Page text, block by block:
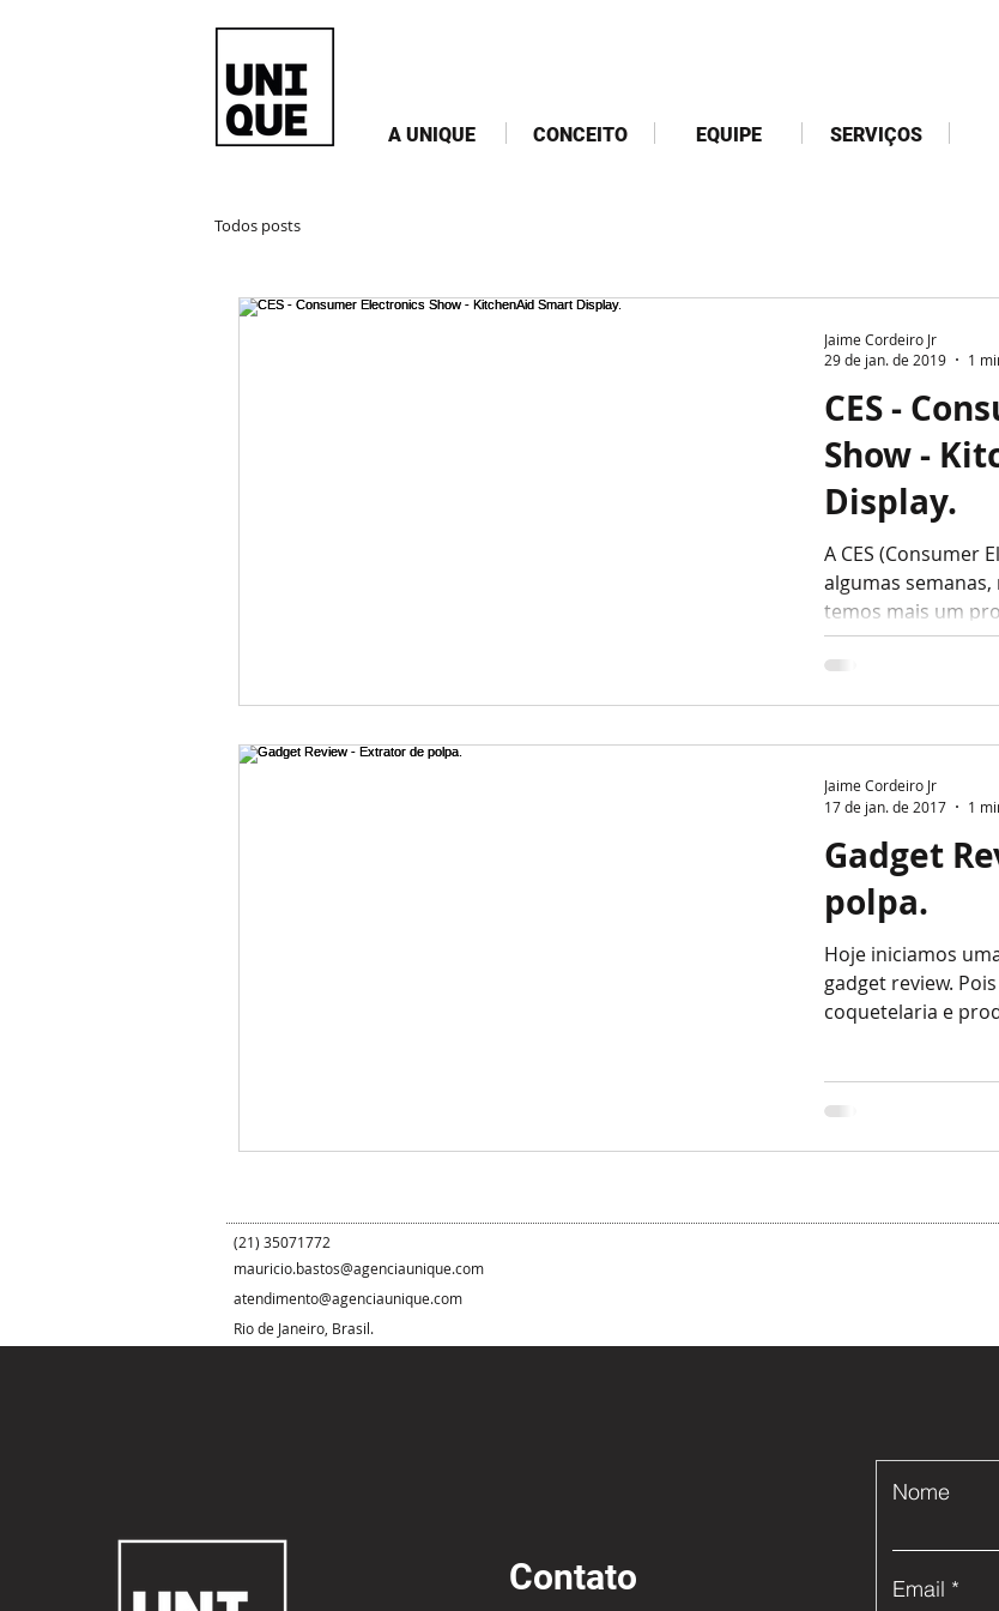
A UNIQUE CONCEITO EQUIPE SERVIÇOS
Todos posts
CES -
Show -
Display.
A CES (Consumer
algumas
temos mais um
Jaime Cordeiro Jr
29 de jan. de 2019
1
Gadget
polpa.
Hoje iniciamos
gadget review.
coquetelaria e
Jaime Cordeiro Jr
17 de jan. de 2017
1
(21) 35071772
mauricio.bastos@agenciaunique.com
atendimento@agenciaunique.com
Rio de Janeiro, Brasil.
Contato
Nome
Email